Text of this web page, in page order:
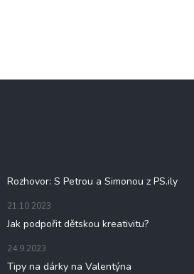
Rozhovor: S Petrou a Simonou z PS.ily
21.10.2023
Jak podpořit dětskou kreativitu?
24.9.2023
Tipy na dárky na Valentýna